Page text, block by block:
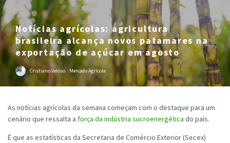
Notícias agrícolas: agricultura
brasileira alcança novos patamares na
exportação de açúcar em agosto
Cristiano Veloso · Mercado Agrícola
As notícias agrícolas da semana começam com o destaque para um
cenário que ressalta a força da indústria sucroenergética do país.
É que as estatísticas da Secretaria de Comércio Exterior (Secex)